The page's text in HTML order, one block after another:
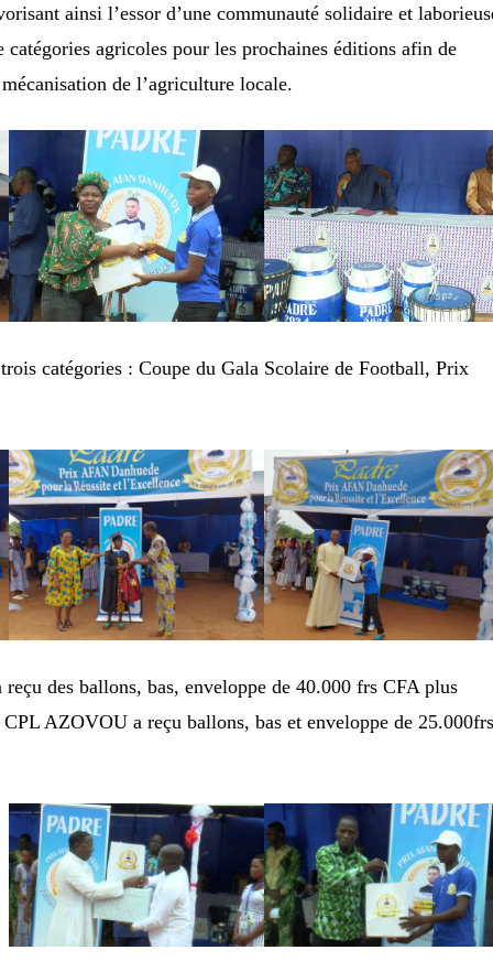
ainsi l’essor d’une communauté solidaire et
agricoles pour les prochaines éditions afin de
de l’agriculture locale.
catégories : Coupe du Gala Scolaire de Football, Prix
des ballons, bas, enveloppe de 40.000 frs CFA plus
CPL AZOVOU a reçu ballons, bas et enveloppe de